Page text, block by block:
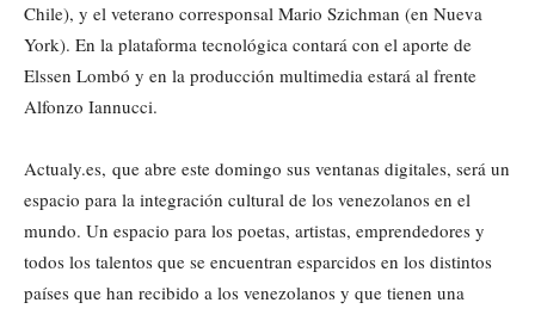
Chile), y el veterano corresponsal Mario Szichman (en Nueva
York). En la plataforma tecnológica contará con el aporte de
Elssen Lombó y en la producción multimedia estará al frente
Alfonzo Iannucci.
Actualy.es, que abre este domingo sus ventanas digitales, será un
espacio para la integración cultural de los venezolanos en el
mundo. Un espacio para los poetas, artistas, emprendedores y
todos los talentos que se encuentran esparcidos en los distintos
países que han recibido a los venezolanos y que tienen una